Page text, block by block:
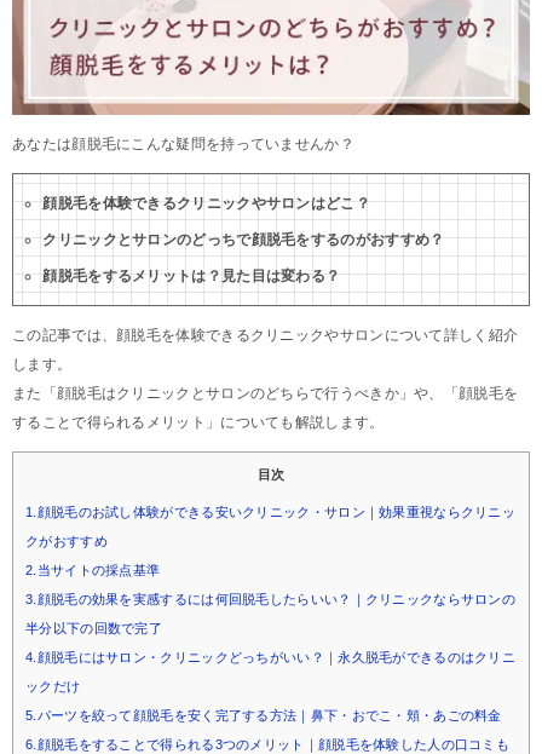
あなたは顔脱毛にこんな疑問を持っていませんか？
顔脱毛を体験できるクリニックやサロンはどこ？
クリニックとサロンのどっちで顔脱毛をするのがおすすめ？
顔脱毛をするメリットは？見た目は変わる？
この記事では、顔脱毛を体験できるクリニックやサロンについて詳しく紹介
します。
また「顔脱毛はクリニックとサロンのどちらで行うべきか」や、「顔脱毛を
することで得られるメリット」についても解説します。
目次
1.顔脱毛のお試し体験ができる安いクリニック・サロン｜効果重視ならクリニッ
クがおすすめ
2.当サイトの採点基準
3.顔脱毛の効果を実感するには何回脱毛したらいい？｜クリニックならサロンの
半分以下の回数で完了
4.顔脱毛にはサロン・クリニックどっちがいい？｜永久脱毛ができるのはクリニ
ックだけ
5.パーツを絞って顔脱毛を安く完了する方法｜鼻下・おでこ・頬・あごの料金
6.顔脱毛をすることで得られる3つのメリット｜顔脱毛を体験した人の口コミも